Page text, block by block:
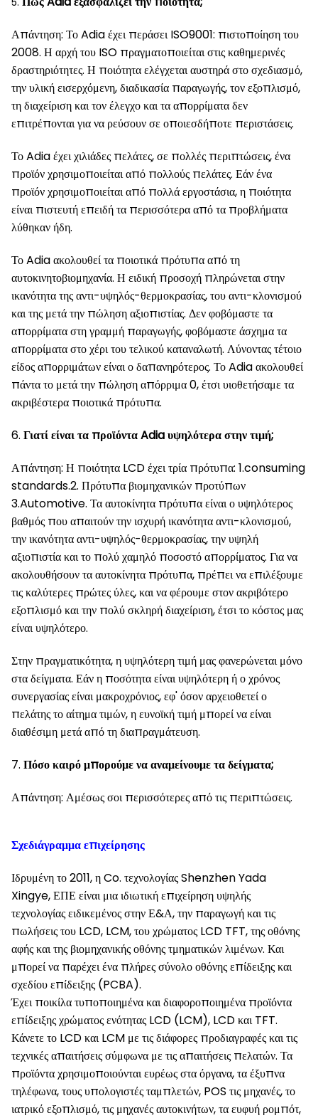
Απάντηση: Το Adia έχει περάσει ISO9001: πιστοποίηση του
2008. Η αρχή του ISO πραγματοποιείται στις καθημερινές
δραστηριότητες. Η ποιότητα ελέγχεται αυστηρά στο σχεδιασμό,
την υλική εισερχόμενη, διαδικασία παραγωγής, τον εξοπλισμό,
τη διαχείριση και τον έλεγχο και τα απορρίματα δεν
επιτρέπονται για να ρεύσουν σε οποιεσδήποτε περιστάσεις.
Το Adia έχει χιλιάδες πελάτες, σε πολλές περιπτώσεις, ένα
προϊόν χρησιμοποιείται από πολλούς πελάτες. Εάν ένα
προϊόν χρησιμοποιείται από πολλά εργοστάσια, η ποιότητα
είναι πιστευτή επειδή τα περισσότερα από τα προβλήματα
λύθηκαν ήδη.
Το Adia ακολουθεί τα ποιοτικά πρότυπα από τη
αυτοκινητοβιομηχανία. Η ειδική προσοχή πληρώνεται στην
ικανότητα της αντι-υψηλός-θερμοκρασίας, του αντι-κλονισμού
και της μετά την πώληση αξιοπιστίας. Δεν φοβόμαστε τα
απορρίματα στη γραμμή παραγωγής, φοβόμαστε άσχημα τα
απορρίματα στο χέρι του τελικού καταναλωτή. Λύνοντας τέτοιο
είδος απορριμάτων είναι ο δαπανηρότερος. Το Adia ακολουθεί
πάντα το μετά την πώληση απόρριμα 0, έτσι υιοθετήσαμε τα
ακριβέστερα ποιοτικά πρότυπα.
6. Γιατί είναι τα προϊόντα Adia υψηλότερα στην τιμή;
Απάντηση: Η ποιότητα LCD έχει τρία πρότυπα: 1.consuming
standards.2. Πρότυπα βιομηχανικών προτύπων
3.Automotive. Τα αυτοκίνητα πρότυπα είναι ο υψηλότερος
βαθμός που απαιτούν την ισχυρή ικανότητα αντι-κλονισμού,
την ικανότητα αντι-υψηλός-θερμοκρασίας, την υψηλή
αξιοπιστία και το πολύ χαμηλό ποσοστό απορρίματος. Για να
ακολουθήσουν τα αυτοκίνητα πρότυπα, πρέπει να επιλέξουμε
τις καλύτερες πρώτες ύλες, και να φέρουμε στον ακριβότερο
εξοπλισμό και την πολύ σκληρή διαχείριση, έτσι το κόστος μας
είναι υψηλότερο.
Στην πραγματικότητα, η υψηλότερη τιμή μας φανερώνεται μόνο
στα δείγματα. Εάν η ποσότητα είναι υψηλότερη ή ο χρόνος
συνεργασίας είναι μακροχρόνιος, εφ' όσον αρχειοθετεί ο
πελάτης το αίτημα τιμών, η ευνοϊκή τιμή μπορεί να είναι
διαθέσιμη μετά από τη διαπραγμάτευση.
7. Πόσο καιρό μπορούμε να αναμείνουμε τα δείγματα;
Απάντηση: Αμέσως σοι περισσότερες από τις περιπτώσεις.
Σχεδιάγραμμα επιχείρησης
Ιδρυμένη το 2011, η Co. τεχνολογίας Shenzhen Yada
Xingye, ΕΠΕ είναι μια ιδιωτική επιχείρηση υψηλής
τεχνολογίας ειδικεμένος στην Ε&Α, την παραγωγή και τις
πωλήσεις του LCD, LCM, του χρώματος LCD TFT, της οθόνης
αφής και της βιομηχανικής οθόνης τμηματικών λιμένων. Και
μπορεί να παρέχει ένα πλήρες σύνολο οθόνης επίδειξης και
σχεδίου επίδειξης (PCBA).
Έχει ποικίλα τυποποιημένα και διαφοροποιημένα προϊόντα
επίδειξης χρώματος ενότητας LCD (LCM), LCD και TFT.
Κάνετε το LCD και LCM με τις διάφορες προδιαγραφές και τις
τεχνικές απαιτήσεις σύμφωνα με τις απαιτήσεις πελατών. Τα
προϊόντα χρησιμοποιούνται ευρέως στα όργανα, τα έξυπνα
τηλέφωνα, τους υπολογιστές ταμπλετών, POS τις μηχανές, το
ιατρικό εξοπλισμό, τις μηχανές αυτοκινήτων, τα ευφυή ρομπότ,